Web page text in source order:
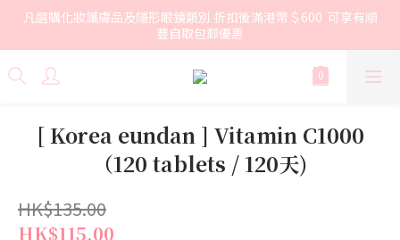
凡選購化妝護膚品及隱形眼鏡類別 折扣後滿港幣＄600  可享有順
豐自取包郵優惠
[ Korea eundan ] Vitamin C1000
（120 tablets / 120天)
HK$135.00
HK$115.00